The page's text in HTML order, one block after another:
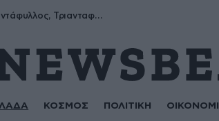
Μύρων, Τριαντάφυλλος, Τριανταφυλλιά, Φυλλιώ, Ρόζα
ΚΟΣΜΟΣ ΠΟΛΙΤΙΚΗ